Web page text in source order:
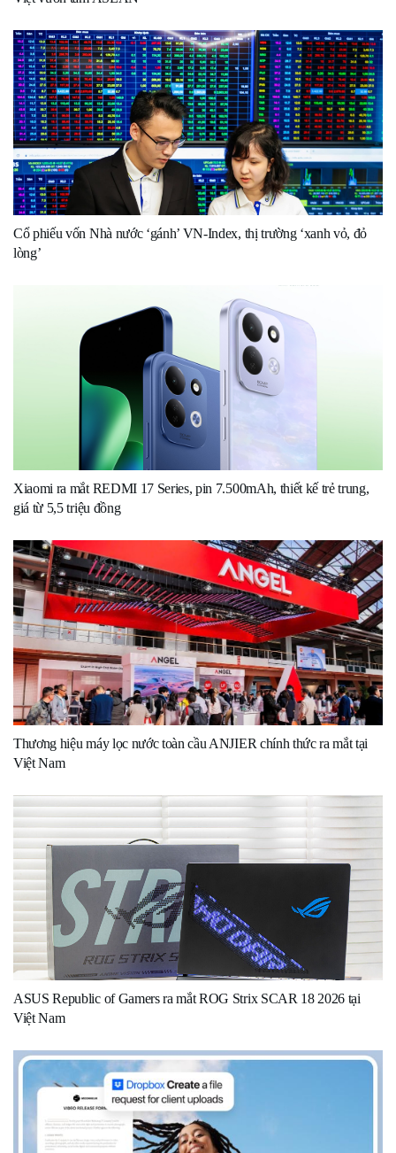
Cổ phiếu vốn Nhà nước ‘gánh’ VN-Index, thị trường ‘xanh vỏ, đỏ
lòng’
Xiaomi ra mắt REDMI 17 Series, pin 7.500mAh, thiết kế trẻ trung,
giá từ 5,5 triệu đồng
Thương hiệu máy lọc nước toàn cầu ANJIER chính thức ra mắt tại
Việt Nam
ASUS Republic of Gamers ra mắt ROG Strix SCAR 18 2026 tại
Việt Nam